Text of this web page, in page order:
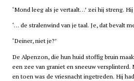
‘Mond leeg als je vertaalt…’ zei hij streng.
‘… de stralenwind van je taal. Je, dat bevalt
‘Deiner, niet je?’
De Alpenzon, die hun huid stoffig bruin
een zee van graniet en sneeuw
en toen was de vriesnacht ingetreden. Hij